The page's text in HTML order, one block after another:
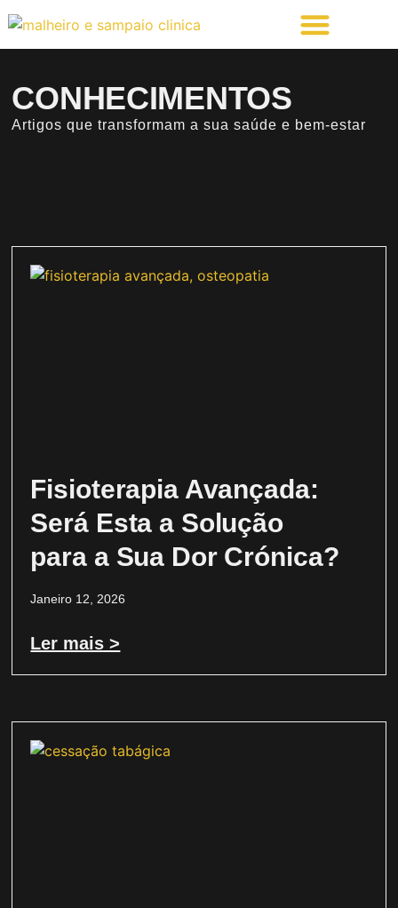
CONHECIMENTOS
Artigos que transformam a sua saúde e bem-estar
Fisioterapia Avançada:
Será Esta a Solução
para a Sua Dor Crónica?
Janeiro 12, 2026
Ler mais >